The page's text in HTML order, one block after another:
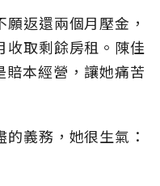
返還兩個月壓金，
收取剩餘房租。陳佳
本經營，讓她痛苦
義務，她很生氣：